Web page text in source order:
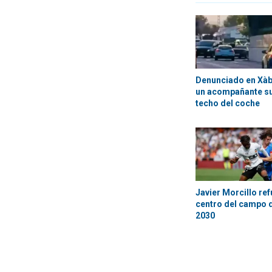
Denunciado en
un acompañante
techo del coche
Javier Morcillo
centro del campo
2030